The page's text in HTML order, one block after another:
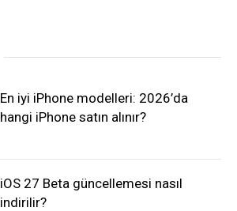
En iyi iPhone modelleri: 2026’da
hangi iPhone satın alınır?
iOS 27 Beta güncellemesi nasıl
indirilir?